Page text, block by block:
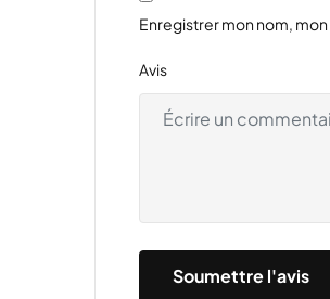
Enregistrer mon nom,
Avis